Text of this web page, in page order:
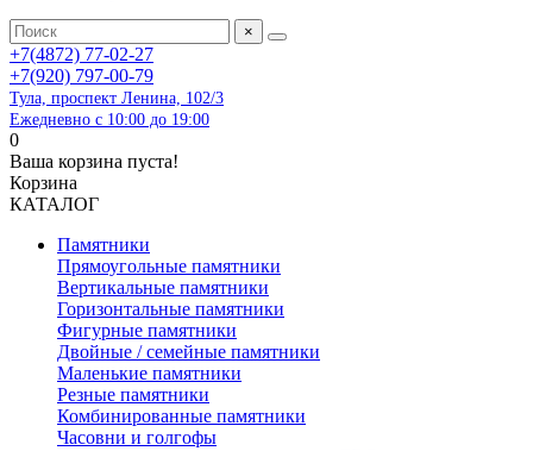
×
+7(4872) 77-02-27
+7(920) 797-00-79
Тула, проспект Ленина, 102/3
Ежедневно с 10:00 до 19:00
0
Ваша корзина пуста!
Корзина
КАТАЛОГ
Памятники
Прямоугольные памятники
Вертикальные памятники
Горизонтальные памятники
Фигурные памятники
Двойные / семейные памятники
Маленькие памятники
Резные памятники
Комбинированные памятники
Часовни и голгофы